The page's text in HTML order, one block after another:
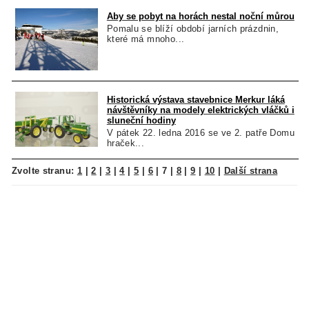
Aby se pobyt na horách nestal noční můrou
Pomalu se blíží období jarních prázdnin,
které má mnoho...
Historická výstava stavebnice Merkur láká
návštěvníky na modely elektrických vláčků i
sluneční hodiny
V pátek 22. ledna 2016 se ve 2. patře Domu
hraček...
Zvolte stranu: 1 |2 3 |4| 5 6|7 8|9 10 Další strana